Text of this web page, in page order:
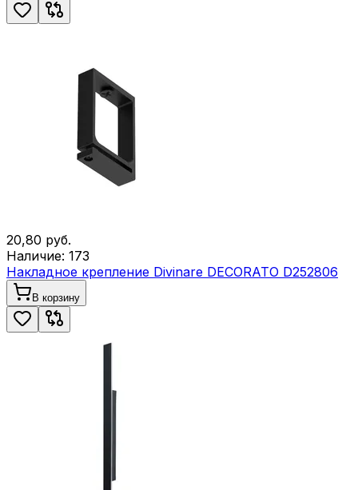
20,80 руб.
Наличие: 173
Накладное крепление Divinare DECORATO D252806
В корзину